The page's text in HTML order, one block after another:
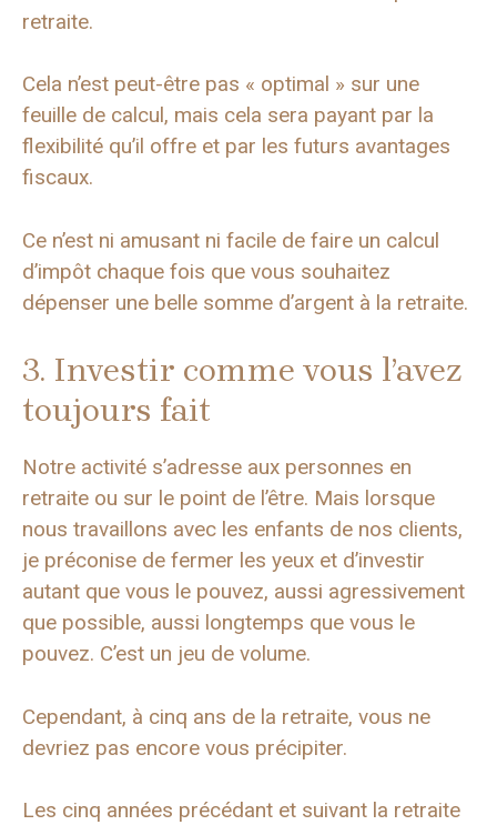
retraite.
Cela n’est peut-être pas « optimal » sur une
feuille de calcul, mais cela sera payant par la
flexibilité qu’il offre et par les futurs avantages
fiscaux.
Ce n’est ni amusant ni facile de faire un calcul
d’impôt chaque fois que vous souhaitez
dépenser une belle somme d’argent à la retraite.
3. Investir comme vous l’avez
toujours fait
Notre activité s’adresse aux personnes en
retraite ou sur le point de l’être. Mais lorsque
nous travaillons avec les enfants de nos clients,
je préconise de fermer les yeux et d’investir
autant que vous le pouvez, aussi agressivement
que possible, aussi longtemps que vous le
pouvez. C’est un jeu de volume.
Cependant, à cinq ans de la retraite, vous ne
devriez pas encore vous précipiter.
Les cinq années précédant et suivant la retraite